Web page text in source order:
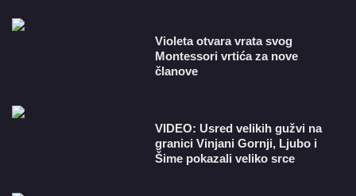
Violeta otvara vrata svog
Montessori vrtića za nove
članove
VIDEO: Usred velikih gužvi na
granici Vinjani Gornji, Ljubo i
Šime pokazali veliko srce